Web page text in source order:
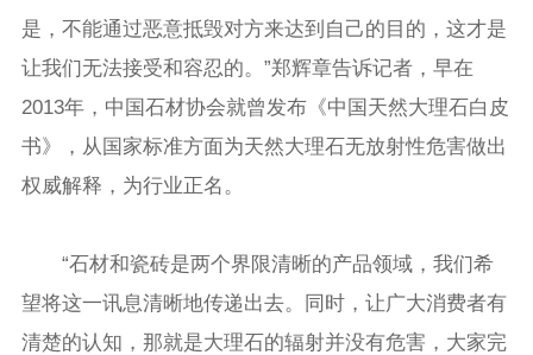
是，不能通过恶意抵毁对方来达到自己的目的，这才是
让我们无法接受和容忍的。”郑辉章告诉记者，早在
2013年，中国石材协会就曾发布《中国天然大理石白皮
书》，从国家标准方面为天然大理石无放射性危害做出
权威解释，为行业正名。
“石材和瓷砖是两个界限清晰的产品领域，我们希
望将这一讯息清晰地传递出去。同时，让广大消费者有
清楚的认知，那就是大理石的辐射并没有危害，大家完